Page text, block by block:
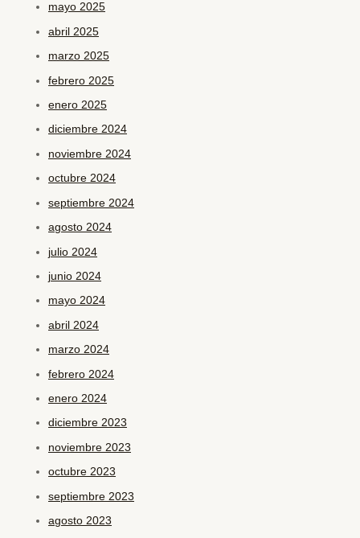
mayo 2025
abril 2025
marzo 2025
febrero 2025
enero 2025
diciembre 2024
noviembre 2024
octubre 2024
septiembre 2024
agosto 2024
julio 2024
junio 2024
mayo 2024
abril 2024
marzo 2024
febrero 2024
enero 2024
diciembre 2023
noviembre 2023
octubre 2023
septiembre 2023
agosto 2023